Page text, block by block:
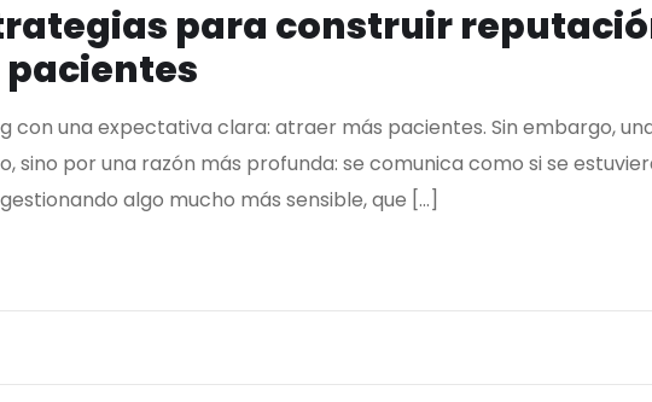
para construir
con una expectativa clara: atraer más pacientes. Sin embargo,
sino por una razón más profunda: se comunica como si se
algo mucho más sensible, que […]